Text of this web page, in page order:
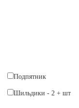
Подпятник
Шильдики - 2 + шт